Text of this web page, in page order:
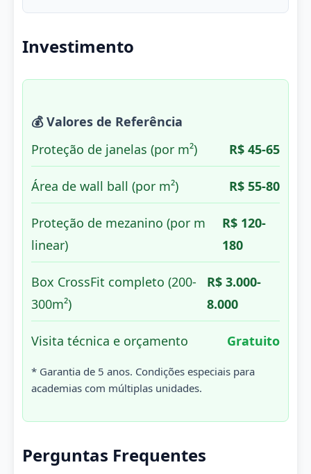
Investimento
💰 Valores de Referência
Proteção de janelas (por m²)
R$ 45-65
Área de wall ball (por m²) R$ 55-80
Proteção de mezanino (por m
linear)
R$ 120-
180
Box CrossFit completo (200-
300m²)
R$ 3.000-
8.000
Visita técnica e orçamento Gratuito
* Garantia de 5 anos. Condições especiais para
academias com múltiplas unidades.
Perguntas Frequentes